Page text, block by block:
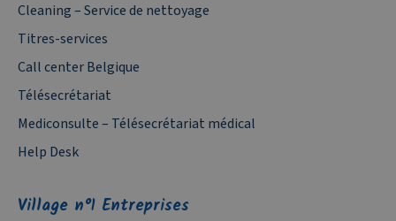
Cleaning – Service de nettoyage
Titres-services
Call center Belgique
Télésecrétariat
Mediconsulte – Télésecrétariat médical
Help Desk
Village n°1 Entreprises